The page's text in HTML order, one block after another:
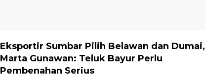
Eksportir Sumbar Pilih Belawan dan Dumai,
Marta Gunawan: Teluk Bayur Perlu
Pembenahan Serius